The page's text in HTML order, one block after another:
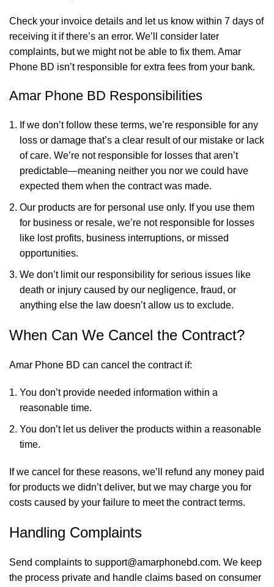
Check your invoice details and let us know within 7 days of
receiving it if there’s an error. We’ll consider later
complaints, but we might not be able to fix them. Amar
Phone BD isn’t responsible for extra fees from your bank.
Amar Phone BD Responsibilities
If we don’t follow these terms, we’re responsible for any
loss or damage that’s a clear result of our mistake or lack
of care. We’re not responsible for losses that aren’t
predictable—meaning neither you nor we could have
expected them when the contract was made.
Our products are for personal use only. If you use them
for business or resale, we’re not responsible for losses
like lost profits, business interruptions, or missed
opportunities.
We don’t limit our responsibility for serious issues like
death or injury caused by our negligence, fraud, or
anything else the law doesn’t allow us to exclude.
When Can We Cancel the Contract?
Amar Phone BD can cancel the contract if:
You don’t provide needed information within a
reasonable time.
You don’t let us deliver the products within a reasonable
time.
If we cancel for these reasons, we’ll refund any money paid
for products we didn’t deliver, but we may charge you for
costs caused by your failure to meet the contract terms.
Handling Complaints
Send complaints to support@amarphonebd.com. We keep
the process private and handle claims based on consumer